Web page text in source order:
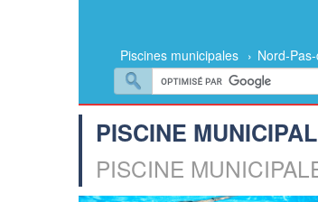
Piscines municipales › Nord-
PISCINE
PISCINE